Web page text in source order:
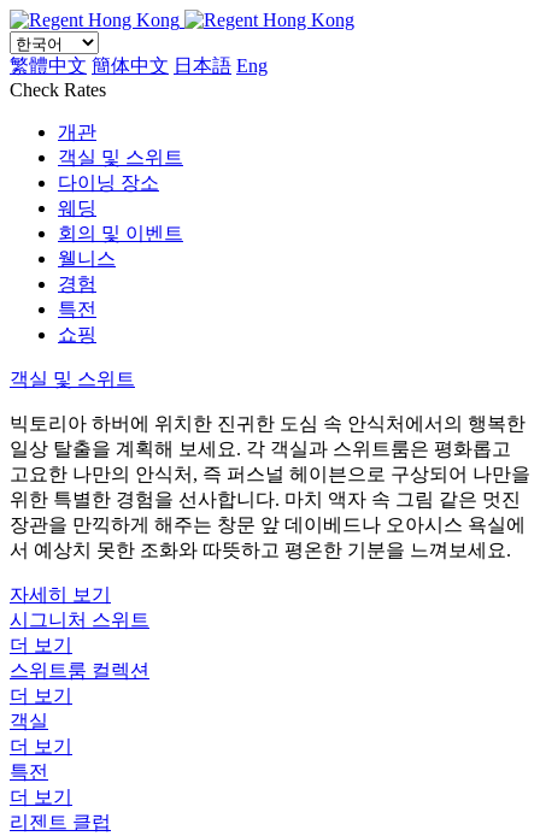
繁體中文 簡体中文 日本語 Eng
Check Rates
개관
객실 및 스위트
다이닝 장소
웨딩
회의 및 이벤트
웰니스
경험
특전
쇼핑
객실 및 스위트
빅토리아 하버에 위치한 진귀한 도심 속 안식처에서의 행복한
일상 탈출을 계획해 보세요. 각 객실과 스위트룸은 평화롭고
고요한 나만의 안식처, 즉 퍼스널 헤이븐으로 구상되어 나만을
위한 특별한 경험을 선사합니다. 마치 액자 속 그림 같은 멋진
장관을 만끽하게 해주는 창문 앞 데이베드나 오아시스 욕실에
서 예상치 못한 조화와 따뜻하고 평온한 기분을 느껴보세요.
자세히 보기
시그니처 스위트
더 보기
스위트룸 컬렉션
더 보기
객실
더 보기
특전
더 보기
리젠트 클럽